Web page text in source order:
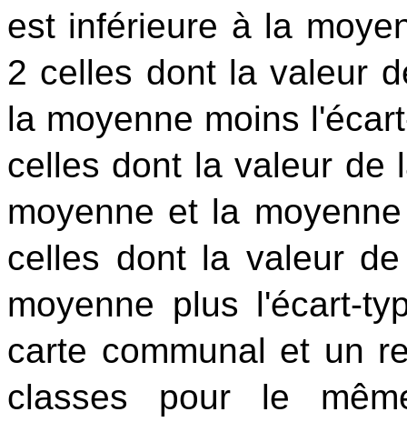
est inférieure à la
2 celles dont la valeur
la moyenne moins
celles dont la valeur de
moyenne et la
celles dont la valeur
moyenne plus l'écart-
carte communal et un
classes pour le